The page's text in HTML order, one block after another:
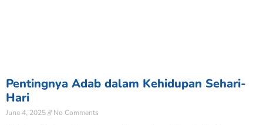
Pentingnya Adab dalam Kehidupan Sehari-
Hari
June 4, 2025 No Comments